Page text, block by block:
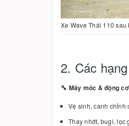
Xe Wave Thái 110
2. Các
🔧 Máy móc & động
Vệ sinh, canh chỉnh
Thay nhớt, bugi, lọc